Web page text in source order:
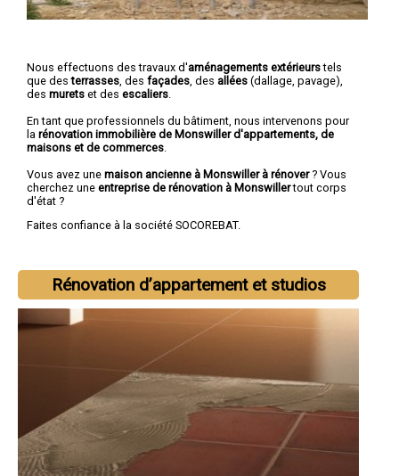
Nous effectuons des travaux d'aménagements extérieurstels
que desterrasses , des façades , des allées (dallage, pavage),
des murets et des escaliers
En tant que professionnels du bâtiment, nous intervenons pour
la rénovation immobilière de Monswiller d'appartements, de
maisons et de commerces
Vous avez une maison ancienne à Monswiller à rénover? Vous
cherchez une entreprise de rénovation à Monswillertout corps
d'état ?
Faites confiance à la société SOCOREBAT.
Rénovation d’appartement et studios